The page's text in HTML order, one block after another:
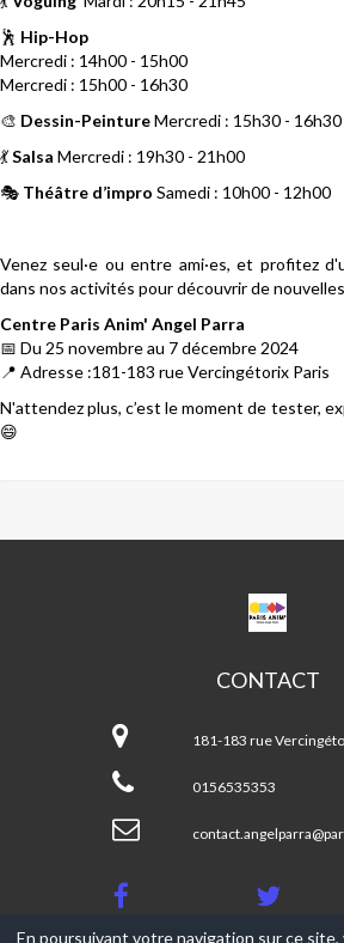
🕺 Hip-Hop
Mercredi : 14h00 - 15h00
Mercredi : 15h00 - 16h30
🎨 Dessin-PeintureMercredi : 15h30 - 16h30
💃Salsa Mercredi : 19h30 - 21h00
🎭 Théâtre d’impro Samedi : 10h00 - 12h00
Venez seul·e ou entre ami·es, et profitez
dans nos activités pour découvrir de
Centre Paris Anim' Angel Parra
📅 Du 25 novembre au 7 décembre 2024
📍 Adresse :181-183 rue Vercingétorix Paris
N'attendez plus, c’est le moment de tester,
😄
CPA
ANGEL
CONTACT
Angel
Parra
181-183 rue
0156535353
En poursuivant votre navigation sur ce site,